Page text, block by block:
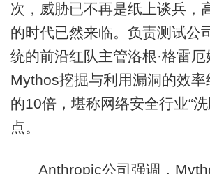
次，威胁已不再是纸上谈兵，
的时代已然来临。负责测试公
统的前沿红队主管洛根·格雷厄
Mythos挖掘与利用漏洞的效率
的10倍，堪称网络安全行业“
点。
Anthropic公司强调，